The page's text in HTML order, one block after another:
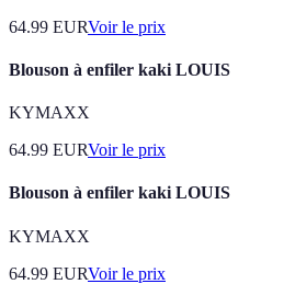
64.99 EURVoir le prix
Blouson à enfiler kaki LOUIS
KYMAXX
64.99 EURVoir le prix
Blouson à enfiler kaki LOUIS
KYMAXX
64.99 EURVoir le prix